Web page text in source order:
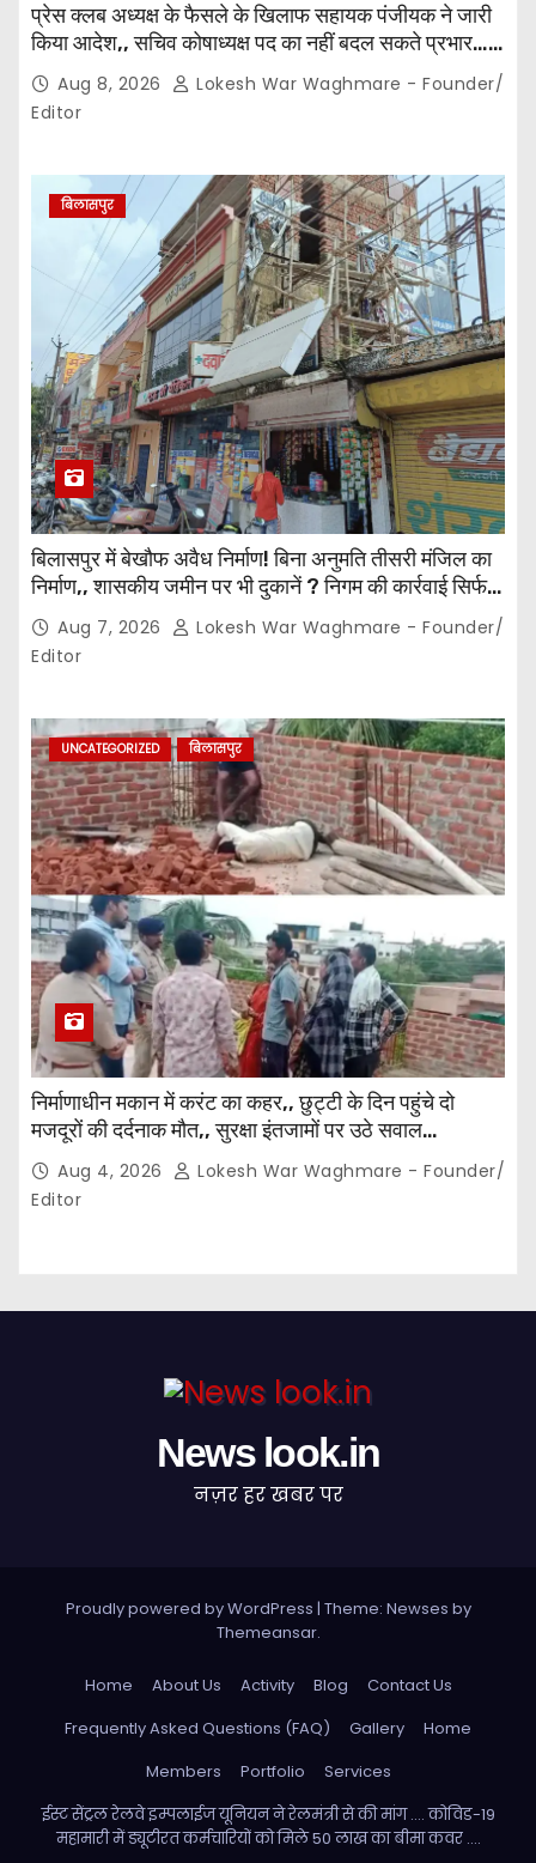
प्रेस क्लब अध्यक्ष के फैसले के खिलाफ सहायक पंजीयक ने जारी
किया आदेश,, सचिव कोषाध्यक्ष पद का नहीं बदल सकते प्रभार…
पदाधिकारियों के बीच विवाद अब प्रशासनिक जांच और नियमों की
कसौटी तक पहुंचा…
Aug 8, 2026
Lokesh War Waghmare - Founder/
Editor
बिलासपुर
बिलासपुर में बेखौफ अवैध निर्माण! बिना अनुमति तीसरी मंजिल का
निर्माण,, शासकीय जमीन पर भी दुकानें ? निगम की कार्रवाई सिर्फ
नोटिस तक सीमित? मुख्य मार्ग पर नियमों की खुलेआम अनदेखी,
जिम्मेदार अधिकारियों की कार्यप्रणाली पर उठे सवाल…
Aug 7, 2026
Lokesh War Waghmare - Founder/
Editor
UNCATEGORIZED बिलासपुर
निर्माणाधीन मकान में करंट का कहर,, छुट्टी के दिन पहुंचे दो
मजदूरों की दर्दनाक मौत,, सुरक्षा इंतजामों पर उठे सवाल…
Aug 4, 2026
Lokesh War Waghmare - Founder/
Editor
News look.in
नज़र हर खबर पर
Proudly powered by WordPress | Theme: Newses by
Themeansar.
Home About Us Activity Blog
Contact Us
Frequently Asked Questions (FAQ)
Gallery
Home
Members
Portfolio
Services
ईस्ट सेंट्रल रेलवे इम्पलाईज यूनियन ने रेलमंत्री से की मांग …. कोविड-19
महामारी में ड्यूटीरत कर्मचारियों को मिले 50 लाख का बीमा कवर ….